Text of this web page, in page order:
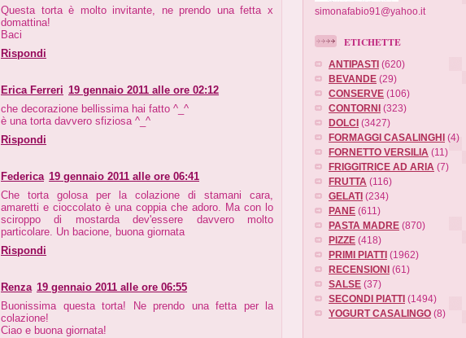
Questa torta è molto invitante, ne prendo una fetta x
domattina!
Baci
Rispondi
Erica Ferreri 19 gennaio 2011 alle ore 02:12
che decorazione bellissima hai fatto ^_^
è una torta davvero sfiziosa ^_^
Rispondi
Federica 19 gennaio 2011 alle ore 06:41
Che torta golosa per la colazione di stamani cara,
amaretti e cioccolato è una coppia che adoro. Ma con lo
sciroppo di mostarda dev'essere davvero molto
particolare. Un bacione, buona giornata
Rispondi
Renza 19 gennaio 2011 alle ore 06:55
Buonissima questa torta! Ne prendo una fetta per la
colazione!
Ciao e buona giornata!
simonafabio91@yahoo.it
ETICHETTE
ANTIPASTI (620)
BEVANDE (29)
CONSERVE (106)
CONTORNI (323)
DOLCI (3427)
FORMAGGI CASALINGHI (4)
FORNETTO VERSILIA (11)
FRIGGITRICE AD ARIA (7)
FRUTTA (116)
GELATI (234)
PANE (611)
PASTA MADRE (870)
PIZZE (418)
PRIMI PIATTI (1962)
RECENSIONI (61)
SALSE (37)
SECONDI PIATTI (1494)
YOGURT CASALINGO (8)